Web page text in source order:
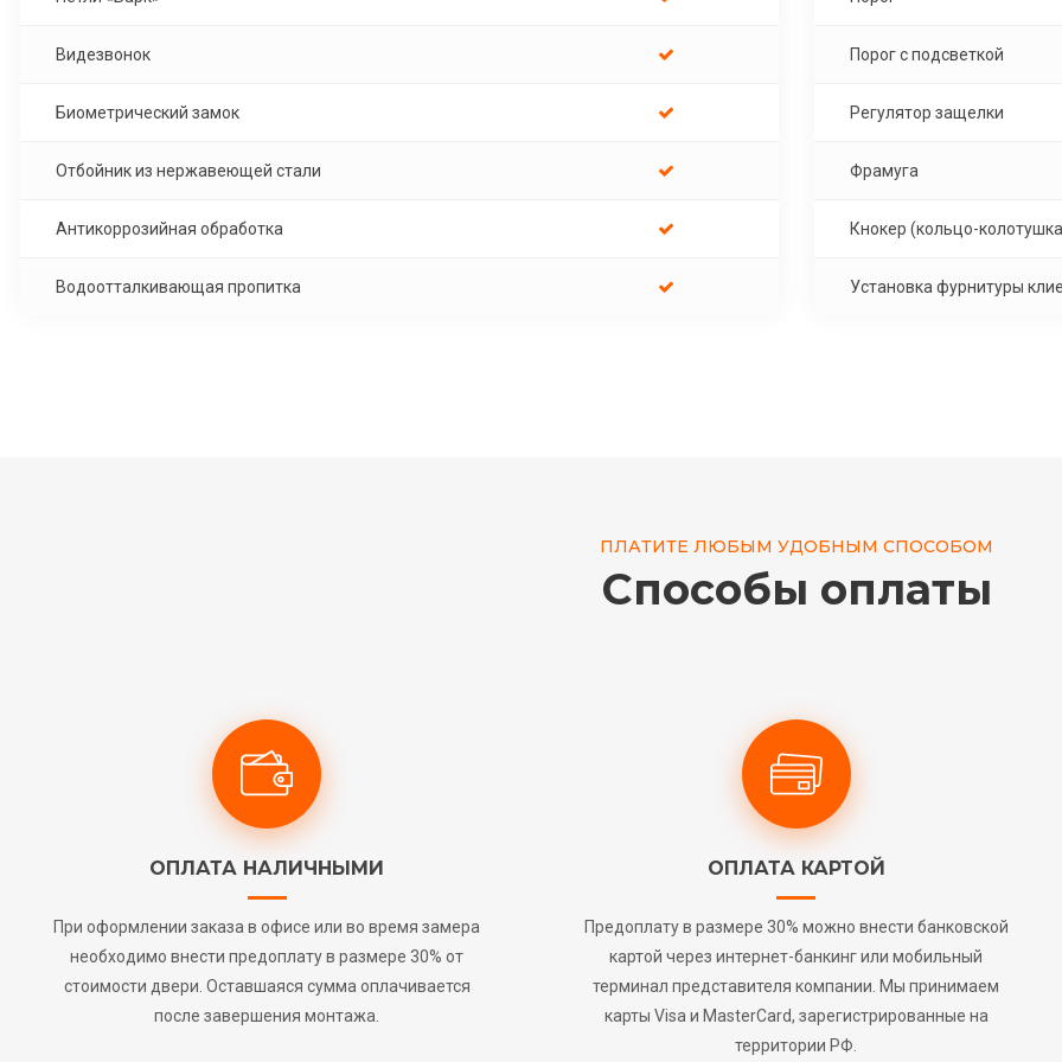
Видезвонок
Биометрический замок
Отбойник из нержавеющей стали
Антикоррозийная обработка
Водоотталкивающая пропитка
Порог с подсветкой
Регулятор защелки
Фрамуга
Кнокер (кольцо-
Установка фурнитуры
ПЛАТИТЕ ЛЮБЫМ УДОБНЫМ СПОСОБОМ
Способы оплаты
ОПЛАТА НАЛИЧНЫМИ
При оформлении заказа в офисе или во время замера
необходимо внести предоплату в размере 30% от
стоимости двери. Оставшаяся сумма оплачивается
после завершения монтажа.
ОПЛАТА КАРТОЙ
Предоплату в размере 30% можно внести банковской
картой через интернет-банкинг или мобильный
терминал представителя компании. Мы принимаем
карты Visa и MasterCard, зарегистрированные на
территории РФ.